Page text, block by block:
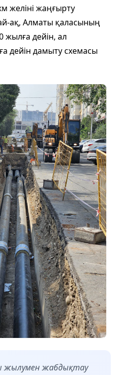
желіні жаңғырту
ақ, Алматы қаласының
жылға дейін, ал
дейін дамыту схемасы
жылумен жабдықтау